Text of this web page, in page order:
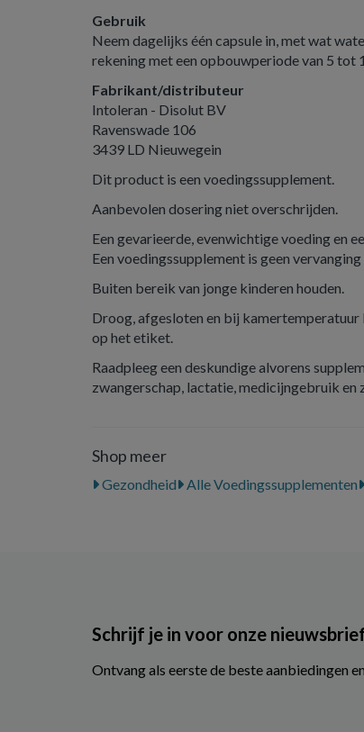
Gebruik
Neem dagelijks één capsule in, met wat
rekening met een opbouwperiode van 5 tot
Fabrikant/distributeur
Intoleran - Disolut BV
Ravenswade 106
3439 LD Nieuwegein
Dit product is een voedingssupplement.
Aanbevolen dosering niet overschrijden.
Een gevarieerde, evenwichtige voeding en
Een voedingssupplement is geen
Buiten bereik van jonge kinderen houden.
Droog, afgesloten en bij kamertemperatuur
op het etiket.
Raadpleeg een deskundige alvorens
zwangerschap, lactatie, medicijngebruik en
Shop meer
Gezondheid Alle Voedingssupplementen
Schrijf je in voor onze
Ontvang als eerste de beste aanbiedingen